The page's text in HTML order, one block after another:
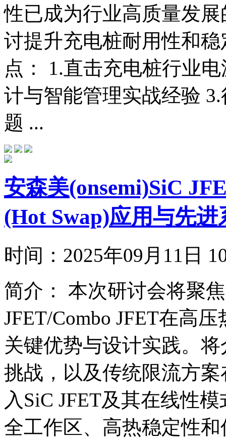
性已成为行业高质量发
讨提升充电桩耐用性和
点： 1.直击充电桩行业
计与智能管理实战经验
题 ...
安森美(onsemi)SiC
(Hot Swap)应用与先
时间： 2025年09月11
简介：
本次研讨会将聚
JFET/Combo JFET在高
关键优势与设计实践。
挑战，以及传统限流方
入SiC JFET及其在线性
全工作区、高热稳定性